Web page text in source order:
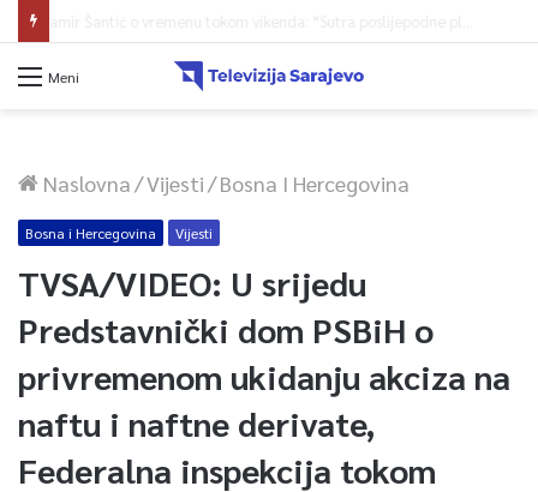
Meni
Naslovna/Vijesti/Bosna I Hercegovina
Bosna i Hercegovina Vijesti
TVSA/VIDEO: U srijedu
Predstavnički dom PSBiH o
privremenom ukidanju akciza na
naftu i naftne derivate,
Federalna inspekcija tokom